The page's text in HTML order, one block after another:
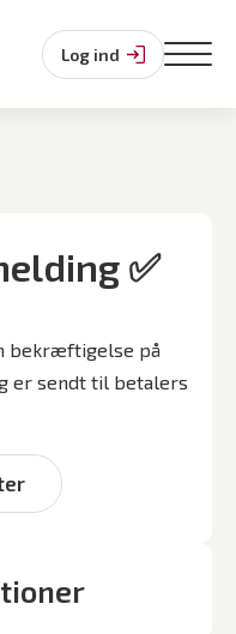
Log ind
✅
bekræftigelse på
er sendt til betalers